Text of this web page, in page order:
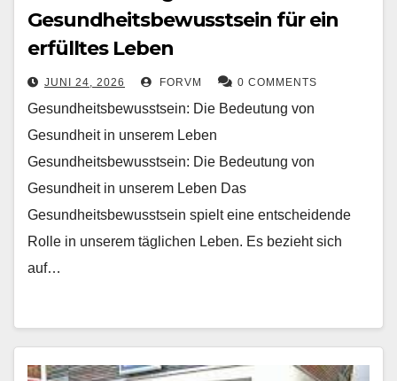
Gesundheitsbewusstsein für ein
erfülltes Leben
JUNI 24, 2026 FORVM 0 COMMENTS
Gesundheitsbewusstsein: Die Bedeutung von
Gesundheit in unserem Leben
Gesundheitsbewusstsein: Die Bedeutung von
Gesundheit in unserem Leben Das
Gesundheitsbewusstsein spielt eine entscheidende
Rolle in unserem täglichen Leben. Es bezieht sich
auf…